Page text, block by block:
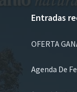
Entradas
OFERTA
Agenda De